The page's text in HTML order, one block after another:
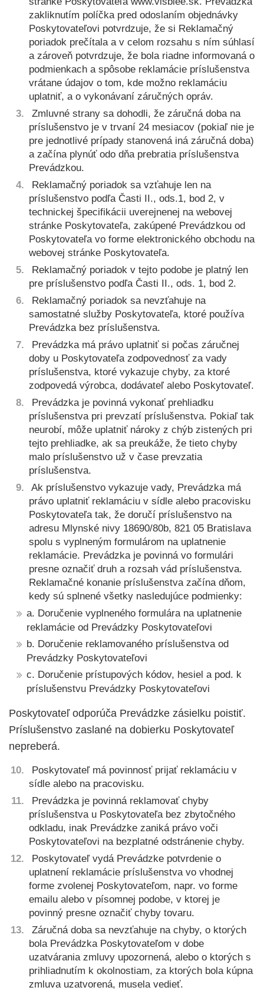
zakliknutím políčka pred odoslaním objednávky
Poskytovateľovi potvrdzuje, že si Reklamačný
poriadok prečítala a v celom rozsahu s ním súhlasí
a zároveň potvrdzuje, že bola riadne informovaná o
podmienkach a spôsobe reklamácie príslušenstva
vrátane údajov o tom, kde možno reklamáciu
uplatniť, a o vykonávaní záručných opráv.
Zmluvné strany sa dohodli, že záručná doba na
príslušenstvo je v trvaní 24 mesiacov (pokiaľ nie je
pre jednotlivé prípady stanovená iná záručná doba)
a začína plynúť odo dňa prebratia príslušenstva
Prevádzkou.
Reklamačný poriadok sa vzťahuje len na
príslušenstvo podľa Časti II., ods.1, bod 2, v
technickej špecifikácii uverejnenej na webovej
stránke Poskytovateľa, zakúpené Prevádzkou od
Poskytovateľa vo forme elektronického obchodu na
webovej stránke Poskytovateľa.
Reklamačný poriadok v tejto podobe je platný len
pre príslušenstvo podľa Časti II., ods. 1, bod 2.
Reklamačný poriadok sa nevzťahuje na
samostatné služby Poskytovateľa, ktoré používa
Prevádzka bez príslušenstva.
Prevádzka má právo uplatniť si počas záručnej
doby u Poskytovateľa zodpovednosť za vady
príslušenstva, ktoré vykazuje chyby, za ktoré
zodpovedá výrobca, dodávateľ alebo Poskytovateľ.
Prevádzka je povinná vykonať prehliadku
príslušenstva pri prevzatí príslušenstva. Pokiaľ tak
neurobí, môže uplatniť nároky z chýb zistených pri
tejto prehliadke, ak sa preukáže, že tieto chyby
malo príslušenstvo už v čase prevzatia
príslušenstva.
Ak príslušenstvo vykazuje vady, Prevádzka má
právo uplatniť reklamáciu v sídle alebo pracovisku
Poskytovateľa tak, že doručí príslušenstvo na
adresu Mlynské nivy 18690/80b, 821 05 Bratislava
spolu s vyplneným formulárom na uplatnenie
reklamácie. Prevádzka je povinná vo formulári
presne označiť druh a rozsah vád príslušenstva.
Reklamačné konanie príslušenstva začína dňom,
kedy sú splnené všetky nasledujúce podmienky:
a. Doručenie vyplneného formulára na uplatnenie
reklamácie od Prevádzky Poskytovateľovi
b. Doručenie reklamovaného príslušenstva od
Prevádzky Poskytovateľovi
c. Doručenie prístupových kódov, hesiel a pod. k
príslušenstvu Prevádzky Poskytovateľovi
Poskytovateľ odporúča Prevádzke zásielku poistiť.
Príslušenstvo zaslané na dobierku Poskytovateľ
nepreberá.
Poskytovateľ má povinnosť prijať reklamáciu v
sídle alebo na pracovisku.
Prevádzka je povinná reklamovať chyby
príslušenstva u Poskytovateľa bez zbytočného
odkladu, inak Prevádzke zaniká právo voči
Poskytovateľovi na bezplatné odstránenie chyby.
Poskytovateľ vydá Prevádzke potvrdenie o
uplatnení reklamácie príslušenstva vo vhodnej
forme zvolenej Poskytovateľom, napr. vo forme
emailu alebo v písomnej podobe, v ktorej je
povinný presne označiť chyby tovaru.
Záručná doba sa nevzťahuje na chyby, o ktorých
bola Prevádzka Poskytovateľom v dobe
uzatvárania zmluvy upozornená, alebo o ktorých s
prihliadnutím k okolnostiam, za ktorých bola kúpna
zmluva uzatvorená, musela vedieť.